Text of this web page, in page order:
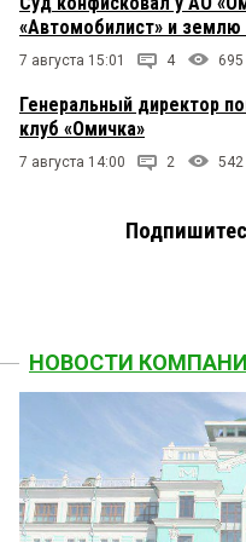
«Автомобилист» и землю
7 августа 15:01 4 695
Генеральный директор
клуб «Омичка»
7 августа 14:00 2 542
НОВОСТИ